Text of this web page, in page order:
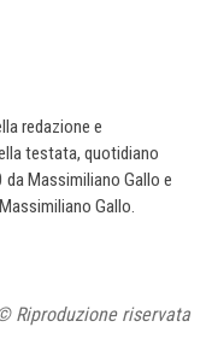
redazione e
testata, quotidiano
Massimiliano Gallo e
Gallo.
Riproduzione riservata